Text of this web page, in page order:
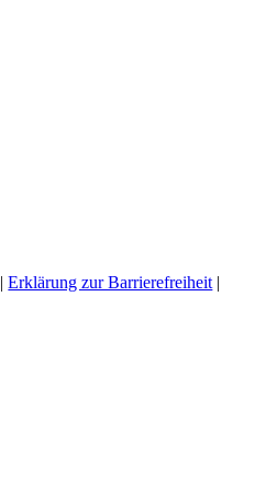
|Erklärung zur Barrierefreiheit |